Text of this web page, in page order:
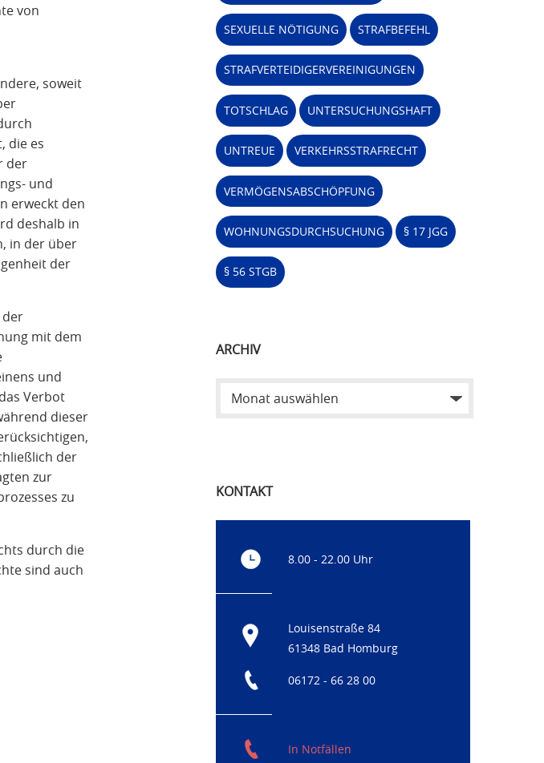
von
soweit
die es
der
und
erweckt den
deshalb in
in der über
der
der
mit dem
und
Verbot
dieser
der
zur
zu
durch die
sind auch
SEXUELLE NÖTIGUNG STRAFBEFEHL
STRAFVERTEIDIGERVEREINIGUNGEN
TOTSCHLAG UNTERSUCHUNGSHAFT
UNTREUE VERKEHRSSTRAFRECHT
VERMÖGENSABSCHÖPFUNG
WOHNUNGSDURCHSUCHUNG § 17 JGG
§ 56 STGB
ARCHIV
KONTAKT
8.00 - 22.00 Uhr
Louisenstraße 84
61348 Bad Homburg
06172 - 66 28 00
In Notfällen